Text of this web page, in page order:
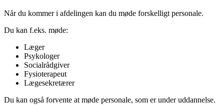
Når du kommer i afdelingen kan du møde forskelligt personale.
Du kan f.eks. møde:
Læger
Psykologer
Socialrådgiver
Fysioterapeut
Lægesekretærer
Du kan også forvente at møde personale, som er under uddannelse.